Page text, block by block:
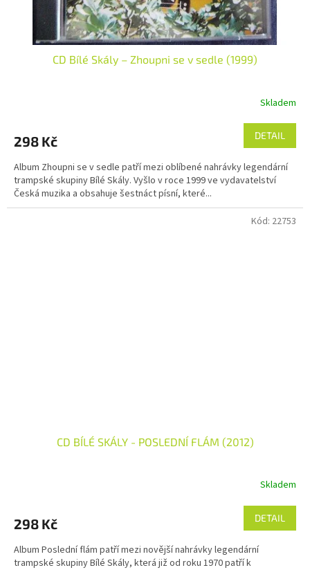
CD Bílé Skály – Zhoupni se v sedle (1999)
Skladem
298 Kč DETAIL
Album Zhoupni se v sedle patří mezi oblíbené nahrávky legendární
trampské skupiny Bílé Skály. Vyšlo v roce 1999 ve vydavatelství
Česká muzika a obsahuje šestnáct písní, které...
CD BÍLÉ SKÁLY - POSLEDNÍ FLÁM (2012)
Skladem
298 Kč DETAIL
Album Poslední flám patří mezi novější nahrávky legendární
trampské skupiny Bílé Skály, která již od roku 1970 patří k
Kód: 22753